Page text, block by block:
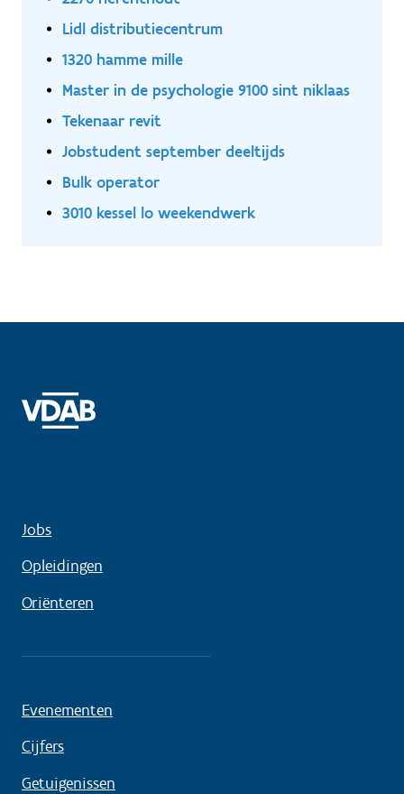
Lidl distributiecentrum
1320 hamme mille
Master in de psychologie 9100 sint niklaas
Tekenaar revit
Jobstudent september deeltijds
Bulk operator
3010 kessel lo weekendwerk
Jobs
Opleidingen
Oriënteren
Evenementen
Cijfers
Getuigenissen